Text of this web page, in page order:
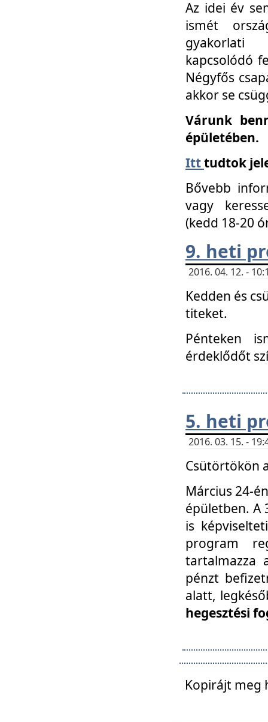
Az idei év
ismét
gyakorlati
kapcsolódó
Négyfős
akkor se
Várunk
épületében.
Itttudtok
Bővebb
vagy
(kedd 18-20
9. heti
2016. 04. 12. -
Kedden és
titeket.
Pénteken
érdeklődőt
5. heti
2016. 03. 15. -
Csütörtökön
Március 24-
épületben. A
is
program
tartalmazza
pénzt
alatt,
hegesztési
Kopirájt meg